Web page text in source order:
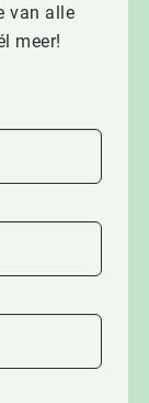
van alle
meer!